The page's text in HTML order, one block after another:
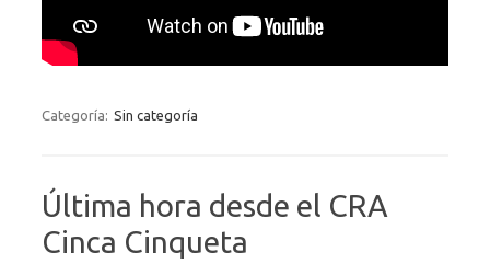
Categoría: Sin categoría
Última hora desde el CRA
Cinca Cinqueta